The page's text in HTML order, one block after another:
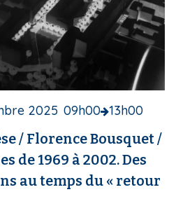
2025 09h00 13h00
/ Florence Bousquet /
de 1969 à 2002. Des
au temps du « retour